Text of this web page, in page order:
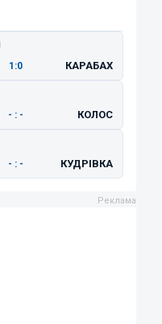
1:0 КАРАБАХ
- : - КОЛОС
- : - КУДРІВКА